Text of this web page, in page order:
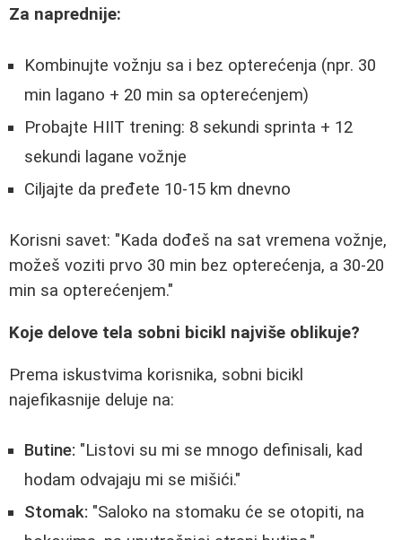
Za naprednije:
Kombinujte vožnju sa i bez opterećenja (npr. 30
min lagano + 20 min sa opterećenjem)
Probajte HIIT trening: 8 sekundi sprinta + 12
sekundi lagane vožnje
Ciljajte da pređete 10-15 km dnevno
Korisni savet: "Kada dođeš na sat vremena vožnje,
možeš voziti prvo 30 min bez opterećenja, a 30-20
min sa opterećenjem."
Koje delove tela sobni bicikl najviše oblikuje?
Prema iskustvima korisnika, sobni bicikl
najefikasnije deluje na:
Butine: "Listovi su mi se mnogo definisali, kad
hodam odvajaju mi se mišići."
Stomak: "Saloko na stomaku će se otopiti, na